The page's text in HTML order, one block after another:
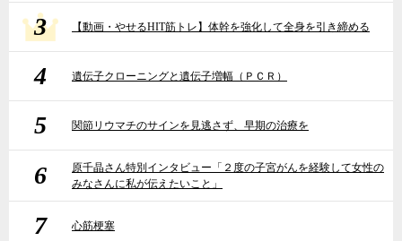
3 【動画・やせるHIT筋トレ】体幹を強化して全身を引き締める
4 遺伝子クローニングと遺伝子増幅（ＰＣＲ）
5 関節リウマチのサインを見逃さず、早期の治療を
6
原千晶さん特別インタビュー「２度の子宮がんを経験して女性の
みなさんに私が伝えたいこと」
7 心筋梗塞